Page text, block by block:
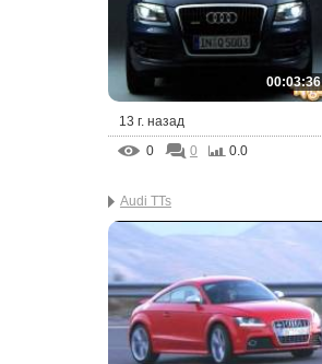
00:03:36
13 г. назад
0
0 0.0
Audi TTs